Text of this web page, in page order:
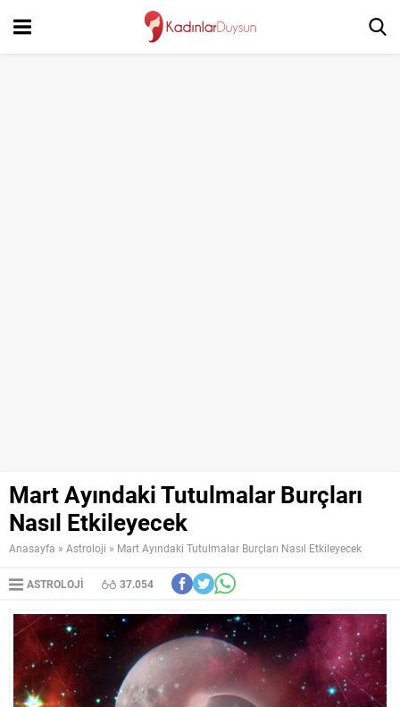
Mart Ayındaki Tutulmalar Burçları
Nasıl Etkileyecek
Anasayfa » Astroloji » Mart Ayındaki Tutulmalar Burçları Nasıl Etkileyecek
ASTROLOJI 37.054